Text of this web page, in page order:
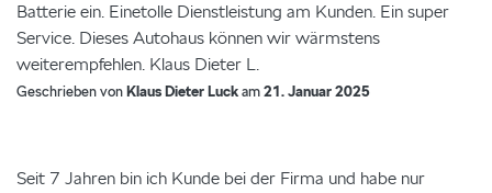
Batterie ein. Einetolle Dienstleistung am Kunden. Ein super
Service. Dieses Autohaus können wir wärmstens
weiterempfehlen. Klaus Dieter L.
Geschrieben vonKlaus Dieter Luckam21. Januar 2025
Seit 7 Jahren bin ich Kunde bei der Firma und habe nur